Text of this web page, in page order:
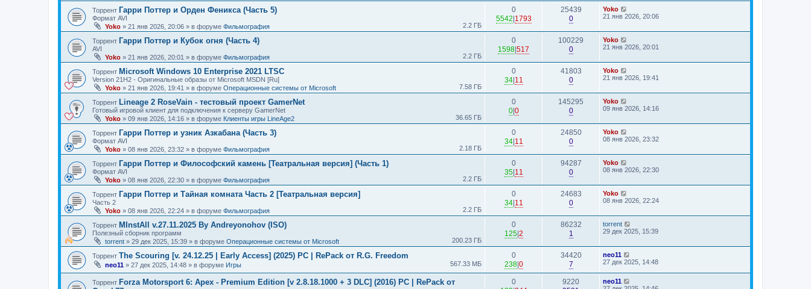
Торрент Гарри Поттер и Орден Феникса (Часть 5)
Формат AVI
Yoko » 21 янв 2026, 20:06 » в форуме Фильмография 2.2 ГБ
0
5542 1793
25439
0
Yoko
21 янв 2026, 20:06
Торрент Гарри Поттер и Кубок огня (Часть 4)
AVI
Yoko » 21 янв 2026, 20:01 » в форуме Фильмография 2.2 ГБ
0
1598 517
100229
0
Yoko
21 янв 2026, 20:01
Торрент Microsoft Windows 10 Enterprise 2021 LTSC
Version 21H2 - Оригинальные образы от Microsoft MSDN [Ru]
Yoko » 21 янв 2026, 19:41 » в форуме Операционные системы от Microsoft 7.58 ГБ
0
34| 11
41803
0
Yoko
21 янв 2026, 19:41
Торрент Lineage 2 RoseVain - тестовый проект GamerNet
Готовый игровой клиент для подключения к серверу GamerNet
Yoko » 09 янв 2026, 14:16 » в форуме Клиенты игры LineAge2 36.65 ГБ
0
0| 0
145295
0
Yoko
09 янв 2026, 14:16
Торрент Гарри Поттер и узник Азкабана (Часть 3)
Формат AVI
Yoko » 08 янв 2026, 23:32 » в форуме Фильмография 2.18 ГБ
0
34| 11
24850
0
Yoko
08 янв 2026, 23:32
Торрент Гарри Поттер и Философский камень [Театральная версия] (Часть 1)
Формат AVI
Yoko » 08 янв 2026, 22:30 » в форуме Фильмография 2.2 ГБ
0
35| 11
94287
0
Yoko
08 янв 2026, 22:30
Торрент Гарри Поттер и Тайная комната Часть 2 [Театральная версия]
Часть 2
Yoko » 08 янв 2026, 22:24 » в форуме Фильмография 2.2 ГБ
0
34| 11
24683
0
Yoko
08 янв 2026, 22:24
Торрент MInstAll v.27.11.2025 By Andreyonohov (ISO)
Полезный сборник программ
torrent » 29 дек 2025, 15:39 » в форуме Операционные системы от Microsoft 200.23 ГБ
0
125| 2
86232
1
torrent
29 дек 2025, 15:39
Торрент The Scouring [v. 24.12.25 | Early Access] (2025) PC | RePack от R.G. Freedom
neo11 » 27 дек 2025, 14:48 » в форуме Игры 567.33 МБ
0
238| 0
34420
7
neo11
27 дек 2025, 14:48
Торрент Forza Motorsport 6: Apex - Premium Edition [v 2.8.18.1000 + 3 DLC] (2016) PC | RePack от
0
9220
neo11